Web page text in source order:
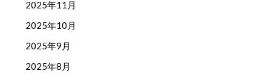
2025年11月
2025年10月
2025年9月
2025年8月